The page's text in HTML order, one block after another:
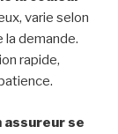
varie selon
la demande.
rapide,
assureur se